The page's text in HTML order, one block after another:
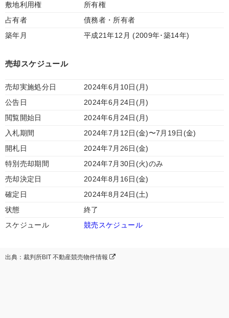
敷地利用権
所有権
占有者
債務者・所有者
築年月
平成21年12月 (2009年･築14年)
売却スケジュール
売却実施処分日
2024年6月10日(月)
公告日
2024年6月24日(月)
閲覧開始日
2024年6月24日(月)
入札期間
2024年7月12日(金)〜7月19日(金)
開札日
2024年7月26日(金)
特別売却期間
2024年7月30日(火)のみ
売却決定日
2024年8月16日(金)
確定日
2024年8月24日(土)
状態
終了
スケジュール
競売スケジュール
出典：裁判所BIT 不動産競売物件情報